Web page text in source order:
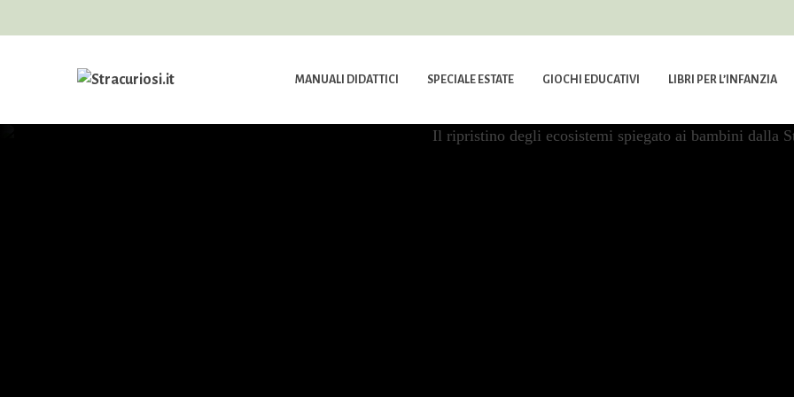
MANUALI DIDATTICI SPECIALE ESTATE GIOCHI EDUCATIVI LIBRI PER L’INFANZIA